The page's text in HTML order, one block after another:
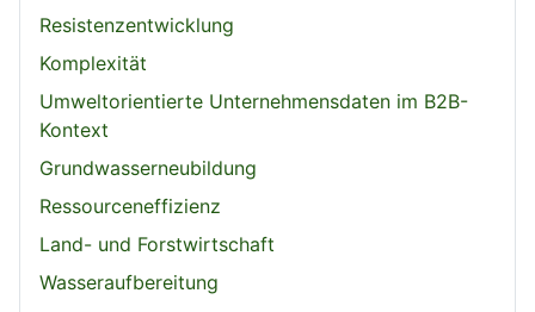
Resistenzentwicklung
Komplexität
Umweltorientierte Unternehmensdaten im B2B-
Kontext
Grundwasserneubildung
Ressourceneffizienz
Land- und Forstwirtschaft
Wasseraufbereitung